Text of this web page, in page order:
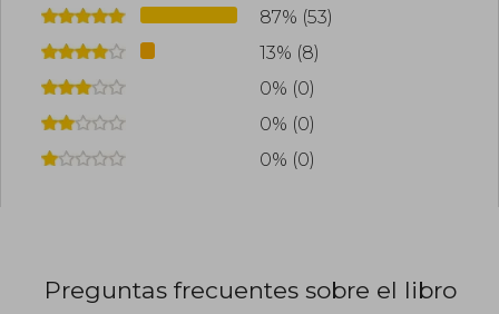
87% (53)
13% (8)
0% (0)
0% (0)
0% (0)
Preguntas frecuentes sobre el libro